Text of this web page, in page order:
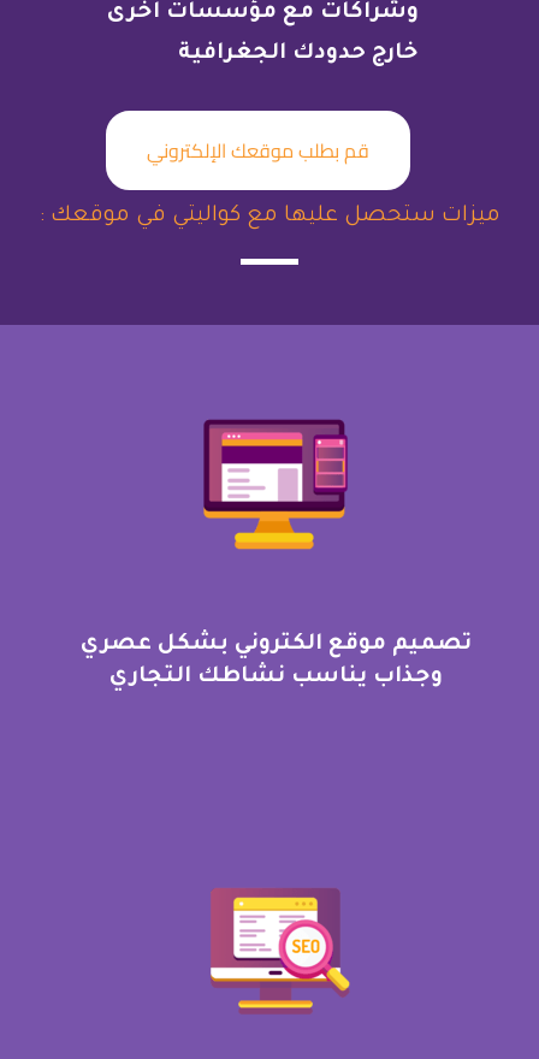
وشراكات مع مؤسسات اخرى
خارج حدودك الجغرافية
قم بطلب موقعك الإلكتروني
ميزات ستحصل عليها مع كواليتي في موقعك :
تصميم موقع الكتروني بشكل عصري
وجذاب يناسب نشاطك التجاري